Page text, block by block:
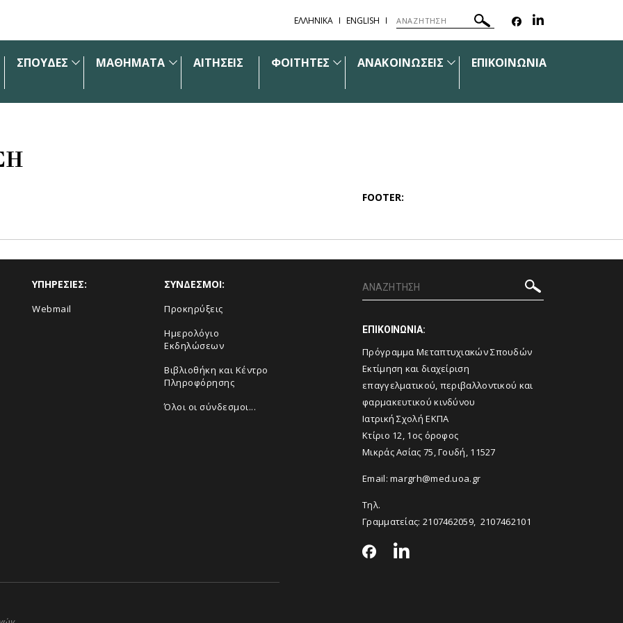
ΕΛΛΗΝΙΚΑ ENGLISH
ΣΠΟΥΔΕΣ ΜΑΘΗΜΑΤΑ ΑΙΤΗΣΕΙΣ ΦΟΙΤΗΤΕΣ ΑΝΑΚΟΙΝΩΣΕΙΣ ΕΠΙΚΟΙΝΩΝΙΑ
FOOTER:
ΥΠΗΡΕΣΙΕΣ:
Webmail
ΣΥΝΔΕΣΜΟΙ:
Προκηρύξεις
Ημερολόγιο
Εκδηλώσεων
Βιβλιοθήκη και Κέντρο
Πληροφόρησης
Όλοι οι σύνδεσμοι...
ΕΠΙΚΟΙΝΩΝΙΑ:
Πρόγραμμα Μεταπτυχιακών Σπουδών
Εκτίμηση και διαχείριση
επαγγελματικού, περιβαλλοντικού και
φαρμακευτικού κινδύνου
Ιατρική Σχολή ΕΚΠΑ
Κτίριο 12, 1ος όροφος
Μικράς Ασίας 75, Γουδή, 11527
Email:margrh@med.uoa.gr
Τηλ.
Γραμματείας: 2107462059, 2107462101